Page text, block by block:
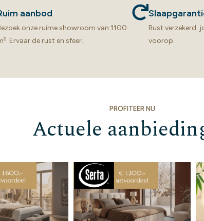
aanbod
onze ruime showroom van 1100
Ervaar de rust en sfeer.
Rust verzekerd:
voorop.
PROFITEER NU
Actuele